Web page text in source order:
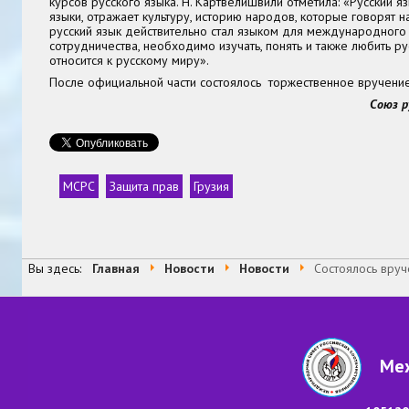
языки, отражает культуру, историю народов, которые говорят
русский язык действительно стал языком для
сотрудничества, необходимо изучать, понять и также любить
относится к русскому миру».
После официальной части состоялось торжественное
Союз
МСРС Защита прав Грузия
Вы здесь: Главная Новости Новости Состоялось